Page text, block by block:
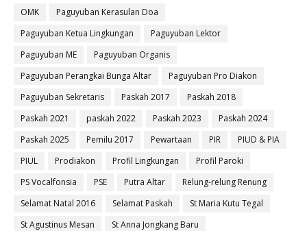
OMK
Paguyuban Kerasulan Doa
Paguyuban Ketua Lingkungan
Paguyuban Lektor
Paguyuban ME
Paguyuban Organis
Paguyuban Perangkai Bunga Altar
Paguyuban Pro Diakon
Paguyuban Sekretaris
Paskah 2017
Paskah 2018
Paskah 2021
paskah 2022 Paskah 2023
Paskah 2024
Paskah 2025
Pemilu 2017 Pewartaan PIR
PIUD & PIA
PIUL
Prodiakon Profil Lingkungan
Profil Paroki
PS Vocalfonsia
PSE Putra Altar
Relung-relung Renung
Selamat Natal 2016
Selamat Paskah
St Maria Kutu Tegal
St Agustinus Mesan
St Anna Jongkang Baru